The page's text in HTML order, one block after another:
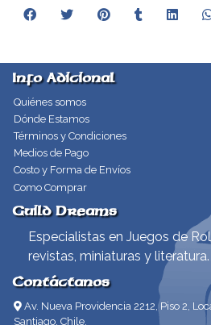
Info Adicional
Quiénes somos
Dónde Estamos
Términos y Condiciones
Medios de Pago
Costo y Forma de Envíos
Como Comprar
Guild Dreams
Especialistas en Juegos de
revistas, miniaturas y literatura.
Contáctanos
Av. Nueva Providencia 2212, Piso 2,
Santiago, Chile.